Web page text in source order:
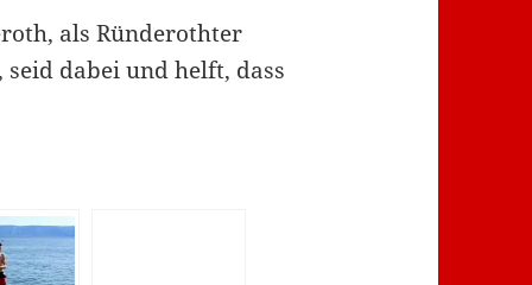
als Ründerothter
dabei und helft, dass